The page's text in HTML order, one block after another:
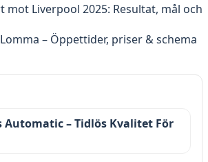
mot Liverpool 2025: Resultat, mål och
– Öppettider, priser & schema
Automatic – Tidlös Kvalitet För